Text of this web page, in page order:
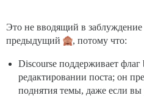
Это не вводящий в
предыдущий
, потому что:
Discourse поддерживает флаг
редактировании поста; он
поднятия темы, даже если вы